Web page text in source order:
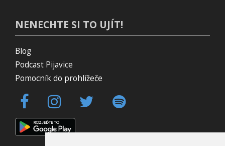
NENECHTE SI TO UJÍT!
Blog
Podcast Pijavice
Pomocník do prohlížeče